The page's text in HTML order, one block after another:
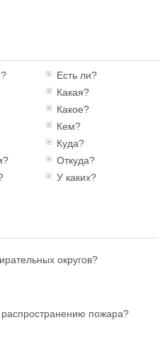
Есть ли?
Какая?
Какое?
Кем?
Куда?
Откуда?
У каких?
округов?
распространению пожара?